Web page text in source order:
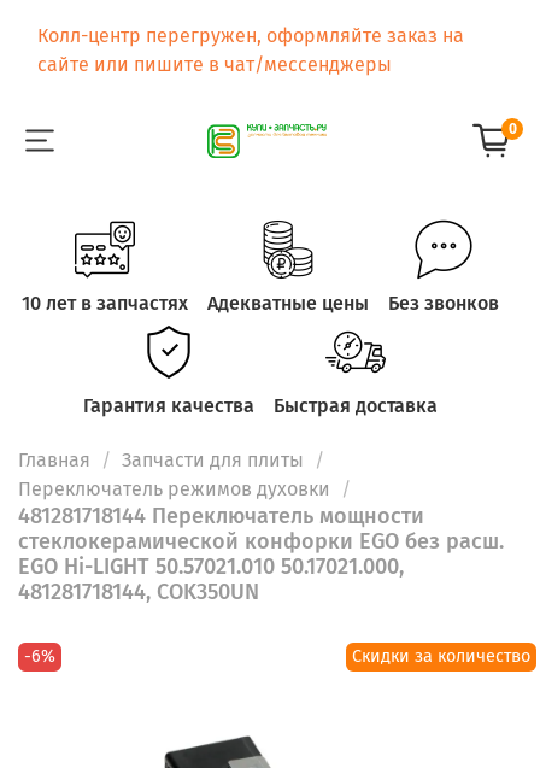
Колл-центр перегружен, оформляйте заказ на
сайте или пишите в чат/мессенджеры
0
10 лет в запчастях Адекватные цены Без звонков
Гарантия качества Быстрая доставка
Главная
Запчасти для плиты
Переключатель режимов духовки
481281718144 Переключатель мощности
стеклокерамической конфорки EGO без расш.
EGO Hi-LIGHT 50.57021.010 50.17021.000,
481281718144, COK350UN
-6% Скидки за количество